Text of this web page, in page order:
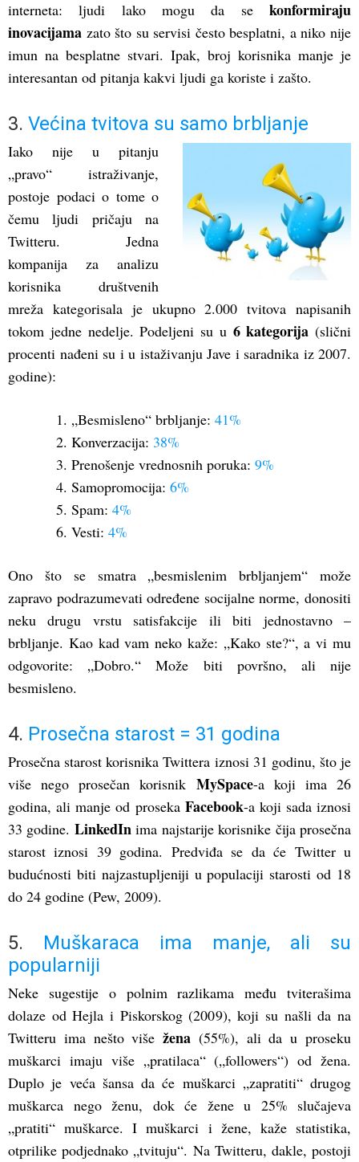
interneta: ljudi lako mogu da se konformiraju
inovacijama zato što su servisi često besplatni, a niko nije
imun na besplatne stvari. Ipak, broj korisnika manje je
interesantan od pitanja kakvi ljudi ga koriste i zašto.
3. Većina tvitova su samo brbljanje
Iako nije u pitanju
„pravo“ istraživanje,
postoje podaci o tome o
čemu ljudi pričaju na
Twitteru. Jedna
kompanija za analizu
korisnika društvenih
mreža kategorisala je ukupno 2.000 tvitova napisanih
tokom jedne nedelje. Podeljeni su u 6 kategorija (slični
procenti nađeni su i u istaživanju Jave i saradnika iz 2007.
godine):
1. „Besmisleno“ brbljanje: 41%
2. Konverzacija: 38%
3. Prenošenje vrednosnih poruka: 9%
4. Samopromocija: 6%
5. Spam: 4%
6. Vesti: 4%
Ono što se smatra „besmislenim brbljanjem“ može
zapravo podrazumevati određene socijalne norme, donositi
neku drugu vrstu satisfakcije ili biti jednostavno –
brbljanje. Kao kad vam neko kaže: „Kako ste?“, a vi mu
odgovorite: „Dobro.“ Može biti površno, ali nije
besmisleno.
4. Prosečna starost = 31 godina
Prosečna starost korisnika Twittera iznosi 31 godinu, što je
više nego prosečan korisnik MySpace-a koji ima 26
godina, ali manje od proseka Facebook-a koji sada iznosi
33 godine. LinkedInima najstarije korisnike čija prosečna
starost iznosi 39 godina. Predviđa se da će Twitter u
budućnosti biti najzastupljeniji u populaciji starosti od 18
do 24 godine (Pew, 2009).
5.
Muškaraca ima manje, ali su
popularniji
Neke sugestije o polnim razlikama među tviterašima
dolaze od Hejla i Piskorskog (2009), koji su našli da na
Twitteru ima nešto višežena (55%), ali da u proseku
muškarci imaju više „pratilaca“ („followers“) od žena.
Duplo je veća šansa da će muškarci „zapratiti“ drugog
muškarca nego ženu, dok će žene u 25% slučajeva
„pratiti“ muškarce. I muškarci i žene, kaže statistika,
otprilike podjednako „tvituju“. Na Twitteru, dakle, postoji